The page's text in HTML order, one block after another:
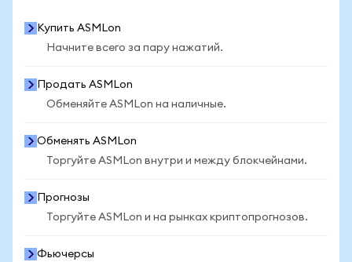
Купить ASMLon
Начните всего за пару нажатий.
Продать ASMLon
Обменяйте ASMLon на наличные.
Обменять ASMLon
Торгуйте ASMLon внутри и между блокчейнами.
Прогнозы
Торгуйте ASMLon и на рынках криптопрогнозов.
Фьючерсы